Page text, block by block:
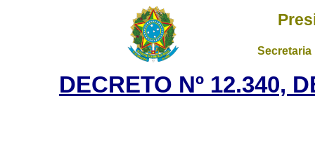
DECRETO Nº 12.340,